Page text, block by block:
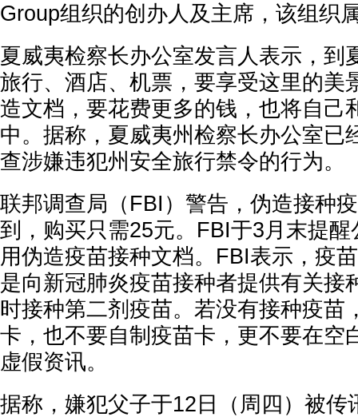
Group组织的创办人及主席，该组织
夏威夷检察长办公室发言人表示，到
旅行、酒店、机票，要享受这里的美
造文档，要花费更多的钱，也将自己
中。据称，夏威夷州检察长办公室已
查涉嫌违犯州安全旅行禁令的行为。
联邦调查局（FBI）警告，伪造接种
到，购买只需25元。FBI于3月末提
用伪造疫苗接种文档。FBI表示，疫
是向新冠肺炎疫苗接种者提供有关接
时接种第二剂疫苗。若没有接种疫苗
卡，也不要自制疫苗卡，更不要在空
虚假资讯。
据称，嫌犯父子于12日（周四）被传